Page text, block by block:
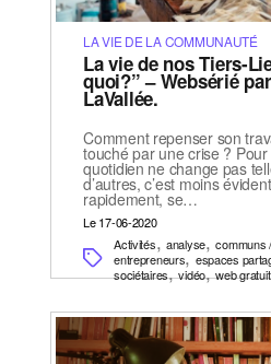
LA VIE DE LA COMMUNAUTÉ
La vie de nos Tiers-
quoi?” – Websérié
LaVallée.
Comment repenser son
touché par une crise ?
quotidien ne change pas
d’autres, c’est moins
rapidement, se…
Le 17-06-2020
Activités, analyse,communs
entrepreneurs,espaces
sociétaires,vidéo,web gratuit